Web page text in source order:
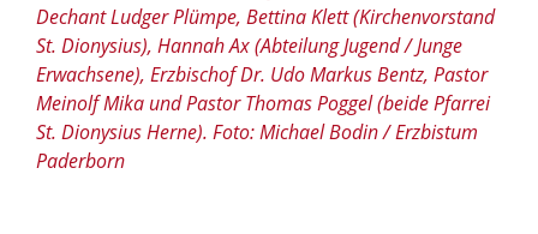
Dechant Ludger Plümpe, Bettina Klett (Kirchenvorstand
St. Dionysius), Hannah Ax (Abteilung Jugend / Junge
Erwachsene), Erzbischof Dr. Udo Markus Bentz, Pastor
Meinolf Mika und Pastor Thomas Poggel (beide Pfarrei
St. Dionysius Herne). Foto: Michael Bodin / Erzbistum
Paderborn